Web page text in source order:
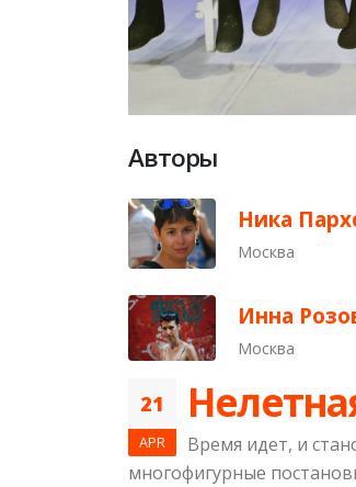
Авторы
Ника
Москва
Инна
Москва
21
APR
Время идет, и
многофигурные